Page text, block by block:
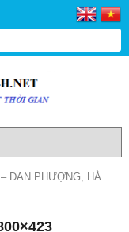
ĐAN PHƯỢNG, HÀ